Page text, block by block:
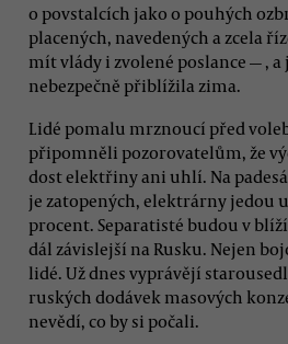
o povstalcích jako o pouhých
placených, navedených a zcela
mít vlády i zvolené poslance — , a
nebezpečně přiblížila zima.
Lidé pomalu mrznoucí před
připomněli pozorovatelům, že
dost elektřiny ani uhlí. Na
je zatopených, elektrárny jedou
procent. Separatisté budou v
dál závislejší na Rusku. Nejen
lidé. Už dnes vyprávějí
ruských dodávek masových
nevědí, co by si počali.